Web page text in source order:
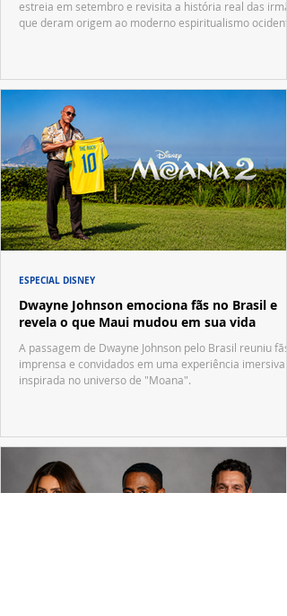
estreia em setembro e revisita a história real das
que deram origem ao moderno espiritualismo
Dwayne Johnson emociona fãs no Brasil e
revela o que Maui mudou em sua vida
A passagem de Dwayne Johnson pelo Brasil reuniu fãs,
imprensa e convidados em uma experiência imersiva
inspirada no universo de "Moana".
ESPECIAL DISNEY